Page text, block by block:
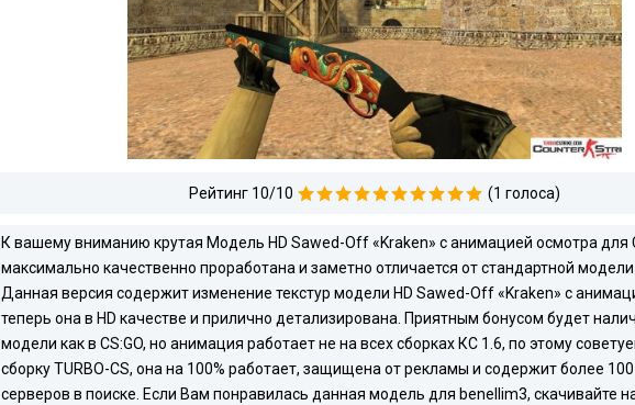
Рейтинг 10/10 (1 голоса)
К вашему вниманию крутая Модель HD Sawed-Off «Kraken» с анимацией осмотра для
максимально качественно проработана и заметно отличается от стандартной
Данная версия содержит изменение текстур модели HD Sawed-Off «Kraken» с
теперь она в HD качестве и прилично детализирована. Приятным бонусом будет
модели как в CS:GO, но анимация работает не на всех сборках КС 1.6, по этому
сборку TURBO-CS, она на 100% работает, защищена от рекламы и содержит более
серверов в поиске. Если Вам понравилась данная модель для benellim3, скачивайте